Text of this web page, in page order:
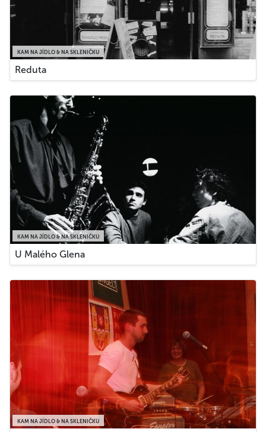
KAM NA JÍDLO & NA SKLENIČKU
Reduta
KAM NA JÍDLO & NA SKLENIČKU
U Malého Glena
KAM NA JÍDLO & NA SKLENIČKU